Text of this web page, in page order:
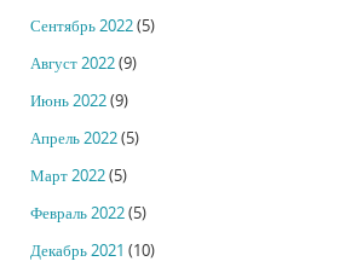
Сентябрь 2022(5)
Август 2022(9)
Июнь 2022(9)
Апрель 2022(5)
Март 2022(5)
Февраль 2022(5)
Декабрь 2021 (10)